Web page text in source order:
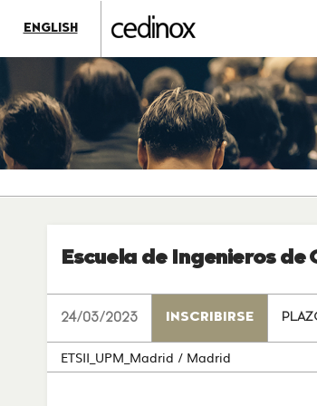
label.access.jump.content???
???
label.access.jump.header???
label.access.jump.footer???
???
label.access.jump.menu???
ENGLISH
Escuela de Ingenieros de
24/03/2023 INSCRIBIRSE
ETSII_UPM_Madrid / Madrid